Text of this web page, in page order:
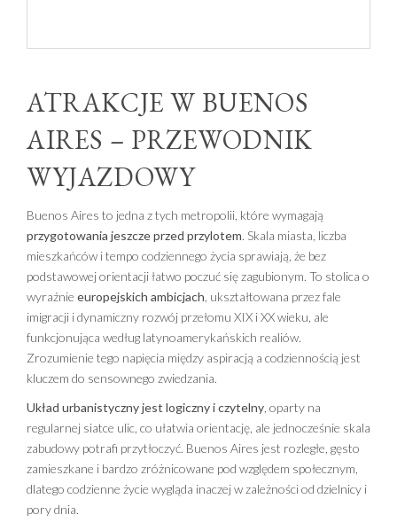
ATRAKCJE W BUENOS
AIRES – PRZEWODNIK
WYJAZDOWY
Buenos Aires to jedna z tych metropolii, które wymagają
przygotowania jeszcze przed przylotem. Skala miasta, liczba
mieszkańców i tempo codziennego życia sprawiają, że bez
podstawowej orientacji łatwo poczuć się zagubionym. To stolica o
wyraźnie europejskich ambicjach , ukształtowana przez fale
imigracji i dynamiczny rozwój przełomu XIX i XX wieku, ale
funkcjonująca według latynoamerykańskich realiów.
Zrozumienie tego napięcia między aspiracją a codziennością jest
kluczem do sensownego zwiedzania.
Układ urbanistyczny jest logiczny i czytelny , oparty na
regularnej siatce ulic, co ułatwia orientację, ale jednocześnie skala
zabudowy potrafi przytłoczyć. Buenos Aires jest rozległe, gęsto
zamieszkane i bardzo zróżnicowane pod względem społecznym,
dlatego codzienne życie wygląda inaczej w zależności od dzielnicy i
pory dnia.